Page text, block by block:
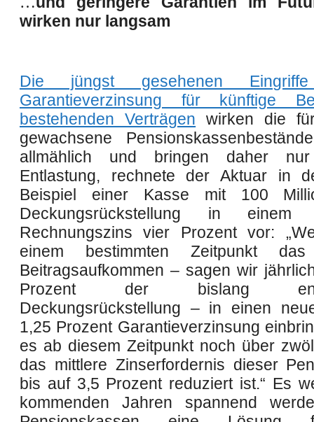
wirken nur langsam
Die jüngst gesehenen
Garantieverzinsung für künftige
bestehenden Verträgen
wirken die
gewachsene
allmählich und bringen daher nur
Entlastung, rechnete der Aktuar in
Beispiel einer Kasse mit 100
Deckungsrückstellung in
Rechnungszins vier Prozent vor:
einem bestimmten Zeitpunkt das
Beitragsaufkommen – sagen wir
Prozent der bislang
Deckungsrückstellung – in einen
1,25 Prozent Garantieverzinsung
es ab diesem Zeitpunkt noch über
das mittlere Zinserfordernis dieser
bis auf 3,5 Prozent reduziert ist.“ Es
kommenden Jahren spannend